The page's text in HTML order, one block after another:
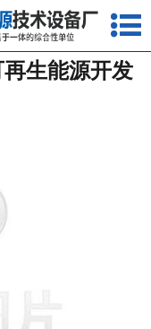
网站首页
关于我们
生能源开发